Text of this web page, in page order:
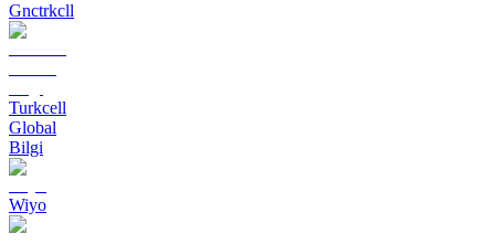
Gnctrkcll
Turkcell
Global
Bilgi
Wiyo